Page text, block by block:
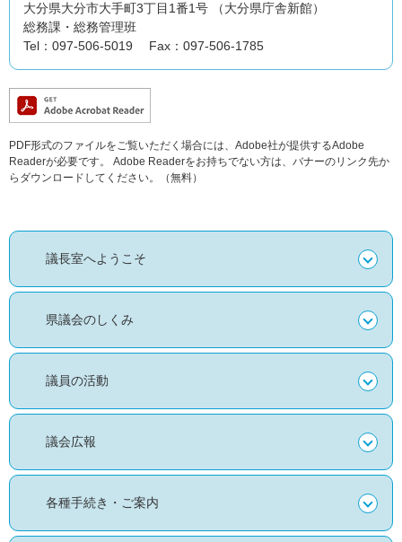
大分県大分市大手町3丁目1番1号 （大分県庁舎新館）
総務課・総務管理班
Tel：097-506-5019
Fax：097-506-1785
PDF形式のファイルをご覧いただく場合には、Adobe社が提供するAdobe
Readerが必要です。
Adobe Readerをお持ちでない方は、バナーのリンク先か
らダウンロードしてください。（無料）
議長室へようこそ
県議会のしくみ
議員の活動
議会広報
各種手続き・ご案内